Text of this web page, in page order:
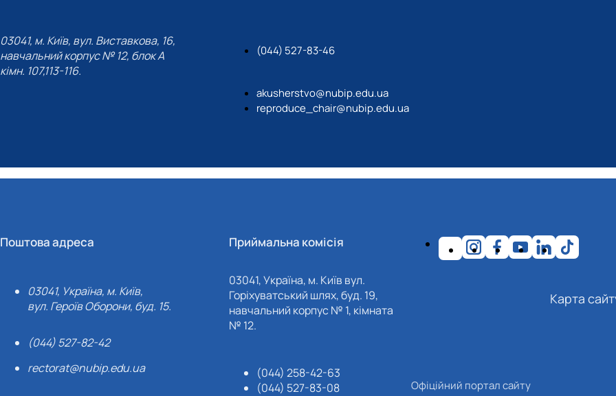
03041, м. Київ, вул. Виставкова, 16,
навчальний корпус № 12, блок А
кімн. 107,113-116.
(044) 527-83-46
akusherstvo@nubip.edu.ua
reproduce_chair@nubip.edu.ua
Поштова адреса
03041, Україна, м. Київ,
вул. Героїв Оборони, буд. 15.
(044) 527-82-42
rectorat@nubip.edu.ua
Приймальна комісія
03041, Україна, м. Київ вул.
Горіхуватський шлях, буд. 19,
навчальний корпус № 1, кімната
№ 12.
(044) 258-42-63
(044) 527-83-08
Карта
Офіційний портал сайту